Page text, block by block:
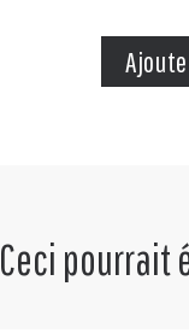
Ceci pourrait